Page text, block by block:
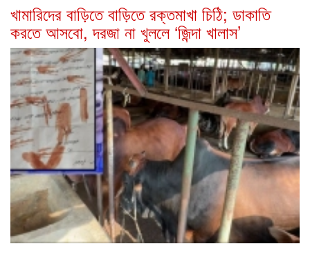
খামারিদের বাড়িতে বাড়িতে রক্তমাখা চিঠি; ডাকাতি
করতে আসবো, দরজা না খুললে ‘জিন্দা খালাস’